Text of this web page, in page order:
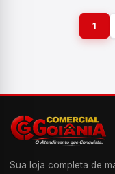
1
Sua loja completa de